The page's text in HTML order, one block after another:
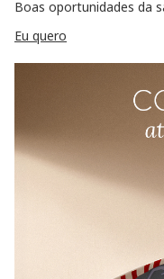
Boas oportunidades da
Eu quero